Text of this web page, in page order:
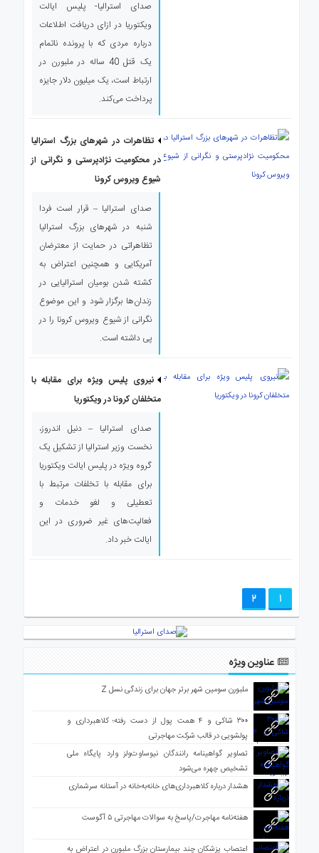
صدای استرالیا- پلیس ایالت
ویکتوریا در ازای دریافت اطلاعات
درباره مردی که با پرونده ناتمام
یک قتل 40 ساله در ملبورن در
ارتباط است، یک میلیون دلار جایزه
پرداخت می‌کند.
تظاهرات در شهرهای بزرگ استرالیا
در محکومیت نژادپرستی و نگرانی از
شیوع ویروس کرونا
صدای استرالیا – قرار است فردا
شنبه در شهرهای بزرگ استرالیا
تظاهراتی در حمایت از معترضان
آمریکایی و همچنین اعتراض به
کشته شدن بومیان استرالیایی در
زندان‌ها برگزار شود و این موضوع
نگرانی از شیوع ویروس کرونا را در
پی داشته است.
نیروی پلیس ویژه برای مقابله با
متخلفان کرونا در ویکتوریا
صدای استرالیا – دنیل اندروز،
نخست وزیر استرالیا از تشکیل یک
گروه ویژه در پلیس ایالت ویکتوریا
برای مقابله با تخلفات مرتبط با
تعطیلی و لغو خدمات و
فعالیت‌های غیر ضروری در این
ایالت خبر داد.
1
2
عناوین ویژه
ملبورن سومین شهر برتر جهان برای زندگی نسل Z
۳۰۰ شاکی و ۴ همت پول از دست رفته؛ کلاهبرداری و
پولشویی در قالب شرکت مهاجرتی
تصاویر گواهینامه رانندگان نیوساوت‌ولز وارد پایگاه ملی
تشخیص چهره می‌شود
هشدار درباره کلاهبرداری‌های خانه‌به‌خانه در آستانه سرشماری
هفته‌نامه مهاجرت/پاسخ به سوالات مهاجرتی ۵ آگوست
اعتصاب پزشکان چند بیمارستان بزرگ ملبورن در اعتراض به